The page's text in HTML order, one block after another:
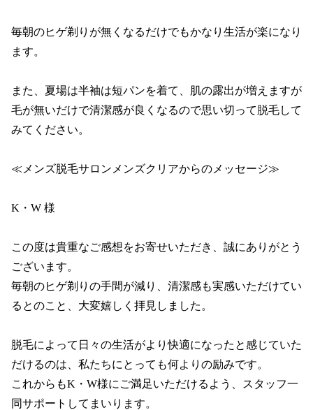
毎朝のヒゲ剃りが無くなるだけでもかなり生活が楽になり
ます。
また、夏場は半袖は短パンを着て、肌の露出が増えますが
毛が無いだけで清潔感が良くなるので思い切って脱毛して
みてください。
≪メンズ脱毛サロンメンズクリアからのメッセージ≫
K・W 様
この度は貴重なご感想をお寄せいただき、誠にありがとう
ございます。
毎朝のヒゲ剃りの手間が減り、清潔感も実感いただけてい
るとのこと、大変嬉しく拝見しました。
脱毛によって日々の生活がより快適になったと感じていた
だけるのは、私たちにとっても何よりの励みです。
これからもK・W様にご満足いただけるよう、スタッフ一
同サポートしてまいります。